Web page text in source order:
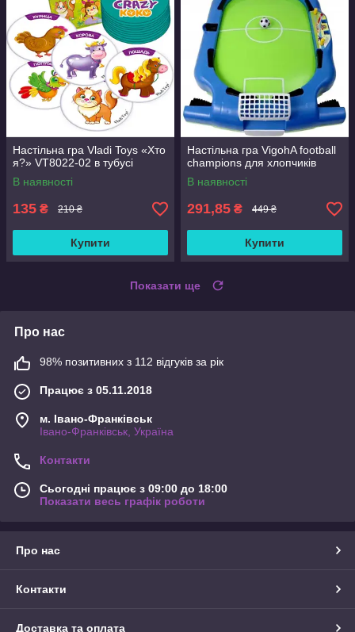
Настільна гра Vladi Toys «Хто
я?» VT8022-02 в тубусі
В наявності
135 ₴ 210 ₴
Купити
Настільна гра VigohA football
champions для хлопчиків
В наявності
291,85 ₴ 449 ₴
Купити
Показати ще
Про нас
98% позитивних з 112 відгуків за рік
Працює з 05.11.2018
м. Івано-Франківськ
Івано-Франківськ, Україна
Контакти
Сьогодні працює з 09:00 до 18:00
Показати весь графік роботи
Про нас
Контакти
Доставка та оплата